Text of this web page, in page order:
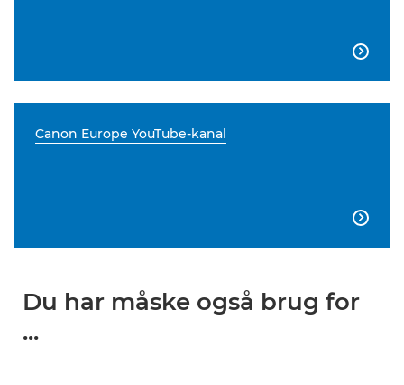

Canon Europe YouTube-kanal

Du har måske også brug for
...